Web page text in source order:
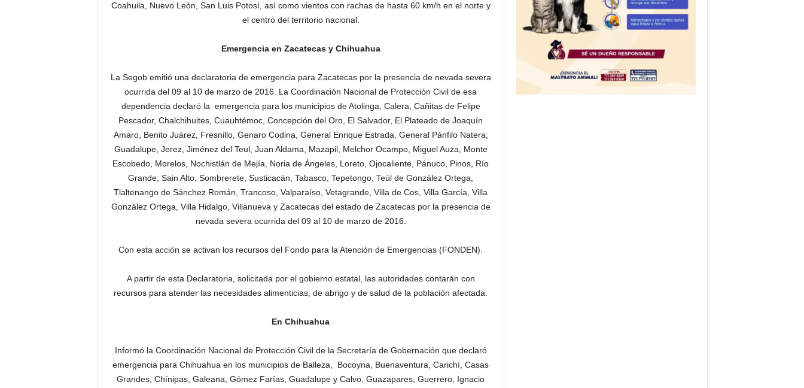
Coahuila, Nuevo León, San Luis Potosí, así como vientos con rachas de hasta 60 km/h en el norte y
el centro del territorio nacional.
Emergencia en Zacatecas y Chihuahua
La Segob emitió una declaratoria de emergencia para Zacatecas por la presencia de nevada severa
ocurrida del 09 al 10 de marzo de 2016. La Coordinación Nacional de Protección Civil de esa
dependencia declaró la emergencia para los municipios de Atolinga, Calera, Cañitas de Felipe
Pescador, Chalchihuites, Cuauhtémoc, Concepción del Oro, El Salvador, El Plateado de Joaquín
Amaro, Benito Juárez, Fresnillo, Genaro Codina, General Enrique Estrada, General Pánfilo Natera,
Guadalupe, Jerez, Jiménez del Teul, Juan Aldama, Mazapil, Melchor Ocampo, Miguel Auza, Monte
Escobedo, Morelos, Nochistlán de Mejía, Noria de Ángeles, Loreto, Ojocaliente, Pánuco, Pinos, Río
Grande, Sain Alto, Sombrerete, Susticacán, Tabasco, Tepetongo, Teúl de González Ortega,
Tlaltenango de Sánchez Román, Trancoso, Valparaíso, Vetagrande, Villa de Cos, Villa García, Villa
González Ortega, Villa Hidalgo, Villanueva y Zacatecas del estado de Zacatecas por la presencia de
nevada severa ocurrida del 09 al 10 de marzo de 2016.
Con esta acción se activan los recursos del Fondo para la Atención de Emergencias (FONDEN).
A partir de esta Declaratoria, solicitada por el gobierno estatal, las autoridades contarán con
recursos para atender las necesidades alimenticias, de abrigo y de salud de la población afectada.
En Chihuahua
Informó la Coordinación Nacional de Protección Civil de la Secretaría de Gobernación que declaró
emergencia para Chihuahua en los municipios de Balleza, Bocoyna, Buenaventura, Carichí, Casas
Grandes, Chínipas, Galeana, Gómez Farías, Guadalupe y Calvo, Guazapares, Guerrero, Ignacio